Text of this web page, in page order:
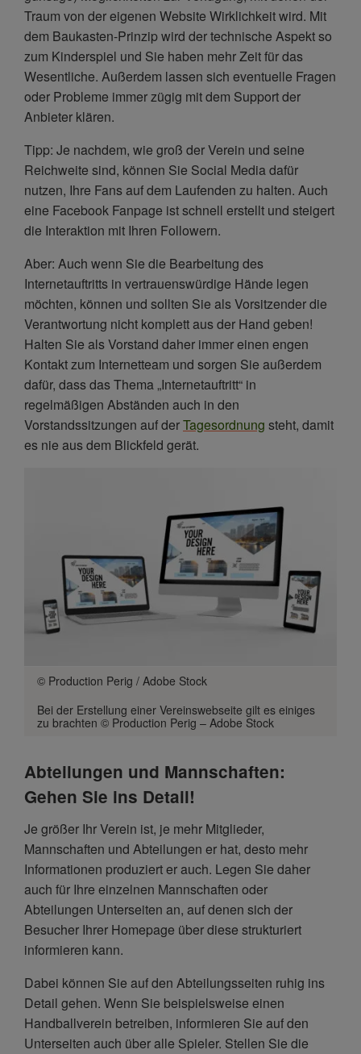
Traum von der eigenen Website Wirklichkeit wird. Mit
dem Baukasten-Prinzip wird der technische Aspekt so
zum Kinderspiel und Sie haben mehr Zeit für das
Wesentliche. Außerdem lassen sich eventuelle Fragen
oder Probleme immer zügig mit dem Support der
Anbieter klären.
Tipp: Je nachdem, wie groß der Verein und seine
Reichweite sind, können Sie Social Media dafür
nutzen, Ihre Fans auf dem Laufenden zu halten. Auch
eine Facebook Fanpage ist schnell erstellt und steigert
die Interaktion mit Ihren Followern.
Aber: Auch wenn Sie die Bearbeitung des
Internetauftritts in vertrauenswürdige Hände legen
möchten, können und sollten Sie als Vorsitzender die
Verantwortung nicht komplett aus der Hand geben!
Halten Sie als Vorstand daher immer einen engen
Kontakt zum Internetteam und sorgen Sie außerdem
dafür, dass das Thema „Internetauftritt“ in
regelmäßigen Abständen auch in den
Vorstandssitzungen auf derTagesordnung steht, damit
es nie aus dem Blickfeld gerät.
© Production Perig / Adobe Stock
Bei der Erstellung einer Vereinswebseite gilt es einiges
zu brachten © Production Perig – Adobe Stock
Abteilungen und Mannschaften:
Gehen Sie ins Detail!
Je größer Ihr Verein ist, je mehr Mitglieder,
Mannschaften und Abteilungen er hat, desto mehr
Informationen produziert er auch. Legen Sie daher
auch für Ihre einzelnen Mannschaften oder
Abteilungen Unterseiten an, auf denen sich der
Besucher Ihrer Homepage über diese strukturiert
informieren kann.
Dabei können Sie auf den Abteilungsseiten ruhig ins
Detail gehen. Wenn Sie beispielsweise einen
Handballverein betreiben, informieren Sie auf den
Unterseiten auch über alle Spieler. Stellen Sie die